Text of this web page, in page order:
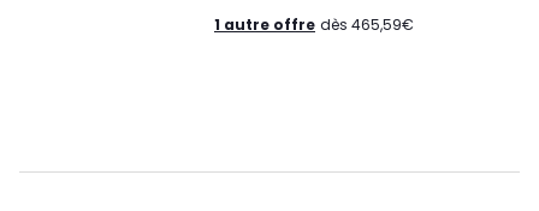
1 autre offre dès 465,59€